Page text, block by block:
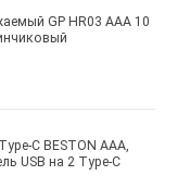
GP HR03 AAA 10
C BESTON AAA,
USB на 2 Type-C